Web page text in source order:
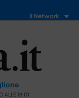
Il Network
ALLE 18:01